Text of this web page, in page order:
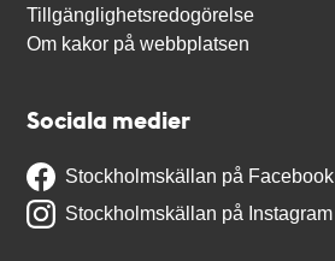
Tillgänglighetsredogörelse
Om kakor på webbplatsen
Sociala medier
Stockholmskällan på Facebook
Stockholmskällan på Instagram